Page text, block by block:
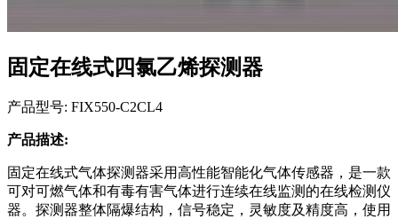
固定在线式四氯乙烯探测器
产品型号: FIX550-C2CL4
产品描述:
固定在线式气体探测器采用高性能智能化气体传感器，是一款
可对可燃气体和有毒有害气体进行连续在线监测的在线检测仪
器。探测器整体隔爆结构，信号稳定，灵敏度及精度高，使用